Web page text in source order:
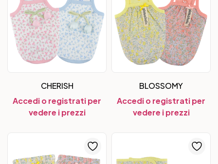
CHERISH
Accedi o registrati per
vedere i prezzi
BLOSSOMY
Accedi o registrati per
vedere i prezzi